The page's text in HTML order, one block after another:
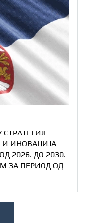
И ИНОВАЦИЈА
2026. ДО 2030.
ЗА ПЕРИОД ОД